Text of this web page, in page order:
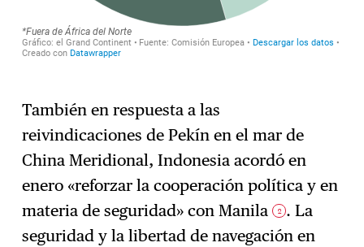
También en respuesta a las
reivindicaciones de Pekín en el mar de
China Meridional, Indonesia acordó en
enero «reforzar la cooperación política y en
materia de seguridad» con Manila 2 . La
seguridad y la libertad de navegación en